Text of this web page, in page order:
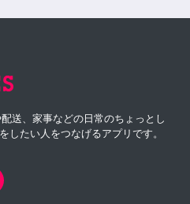
送、家事などの日常のちょっとし
したい人をつなげるアプリです。